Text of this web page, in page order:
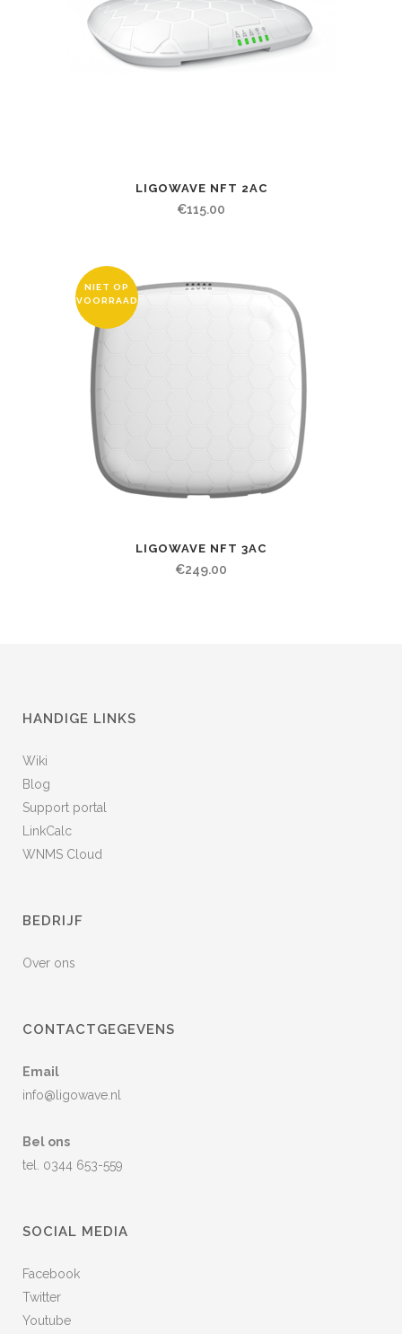
LIGOWAVE NFT 2AC
€115.00
NIET OP
VOORRAAD
LIGOWAVE NFT 3AC
€249.00
HANDIGE LINKS
Wiki
Blog
Support portal
LinkCalc
WNMS Cloud
BEDRIJF
Over ons
CONTACTGEGEVENS
Email
info@ligowave.nl
Bel ons
tel. 0344 653-559
SOCIAL MEDIA
Facebook
Twitter
Youtube